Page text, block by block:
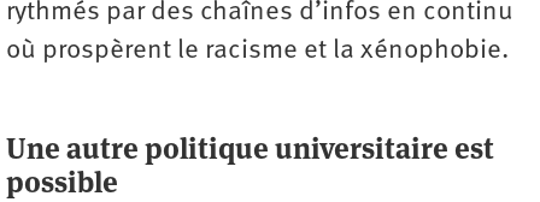
rythmés par des chaînes d’infos en continu
où prospèrent le racisme et la xénophobie.
Une autre politique universitaire est
possible